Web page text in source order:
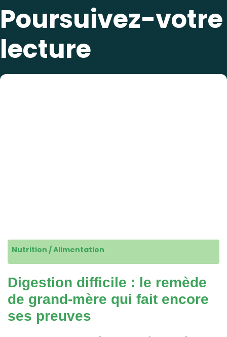
Poursuivez-votre
lecture
Nutrition / Alimentation
Digestion difficile : le remède
de grand-mère qui fait encore
ses preuves